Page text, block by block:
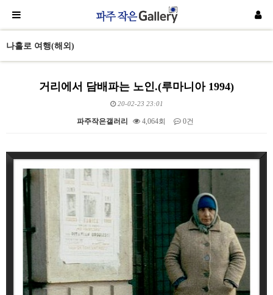
나홀로 여행(해외)
거리에서 담배파는 노인.(루마니아 1994)
20-02-23 23:01
파주작은갤러리 4,064회 0건
본문